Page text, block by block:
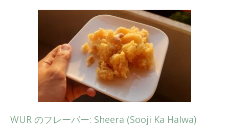
WUR のフレーバー: Sheera (Sooji Ka Halwa)